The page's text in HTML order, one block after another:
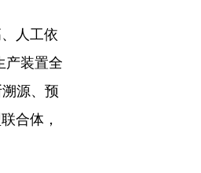
人工依
产装置全
源、预
合体，